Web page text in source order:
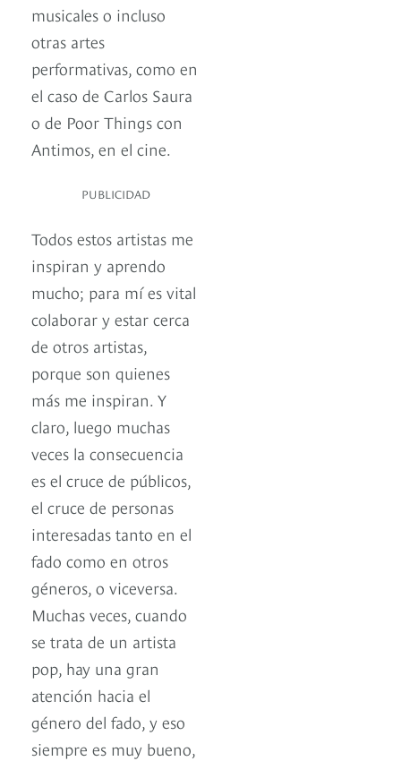
musicales o incluso
otras artes
performativas, como en
el caso de Carlos Saura
o de Poor Things con
Antimos, en el cine.
PUBLICIDAD
Todos estos artistas me
inspiran y aprendo
mucho; para mí es vital
colaborar y estar cerca
de otros artistas,
porque son quienes
más me inspiran. Y
claro, luego muchas
veces la consecuencia
es el cruce de públicos,
el cruce de personas
interesadas tanto en el
fado como en otros
géneros, o viceversa.
Muchas veces, cuando
se trata de un artista
pop, hay una gran
atención hacia el
género del fado, y eso
siempre es muy bueno,